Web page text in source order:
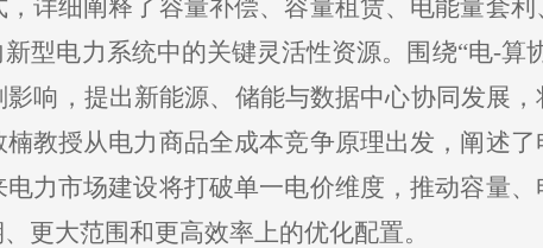
详细阐释了容量补偿、容量租赁、电能量套
型电力系统中的关键灵活性资源。围绕“电-算
响，提出新能源、储能与数据中心协同发展
教授从电力商品全成本竞争原理出发，阐述
力市场建设将打破单一电价维度，推动容量
更大范围和更高效率上的优化配置。